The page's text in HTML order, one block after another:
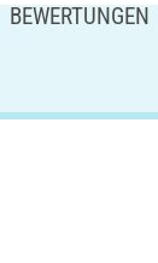
BEWERTUNGEN